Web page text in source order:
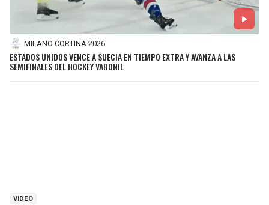
MILANO CORTINA 2026
ESTADOS UNIDOS VENCE A SUECIA EN TIEMPO EXTRA Y AVANZA A LAS
SEMIFINALES DEL HOCKEY VARONIL
VIDEO